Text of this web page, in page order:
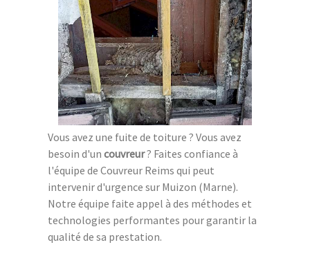
Vous avez une fuite de toiture ? Vous avez
besoin d'un couvreur? Faites confiance à
l'équipe de Couvreur Reims qui peut
intervenir d'urgence sur Muizon (Marne).
Notre équipe faite appel à des méthodes et
technologies performantes pour garantir la
qualité de sa prestation.